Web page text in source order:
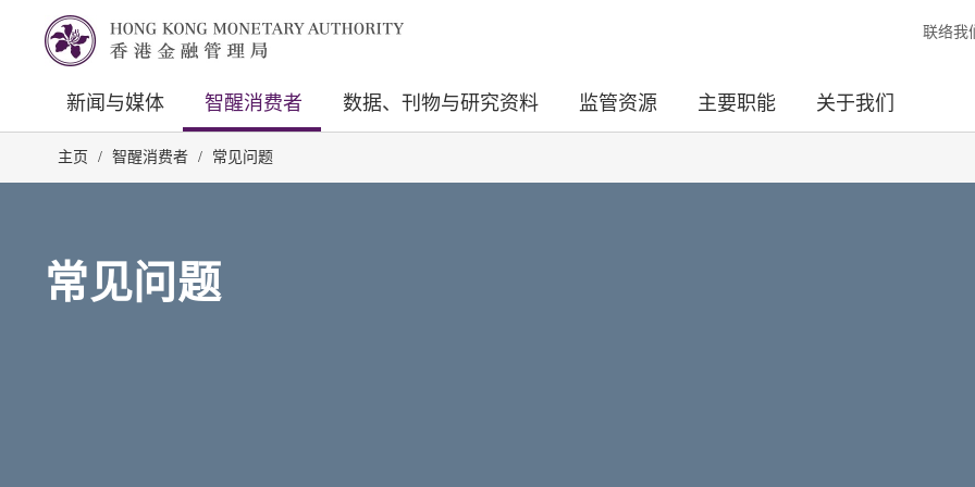
联络我
新闻与媒体 智醒消费者 数据、刊物与研究资料 监管资源 主要职能 关于我们
主页 / 智醒消费者 / 常见问题
常见问题